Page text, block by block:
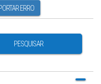
ERRO
PESQUISAR